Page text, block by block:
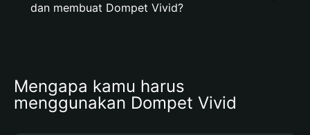
dan membuat Dompet Vivid?
Mengapa kamu harus
menggunakan Dompet Vivid